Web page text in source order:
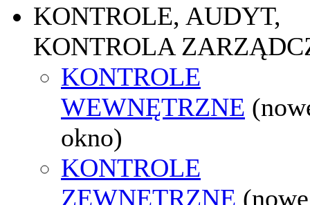
KONTROLE, AUDYT,
KONTROLA
KONTROLE
WEWNĘTRZNE
okno)
KONTROLE
ZEWNĘTRZNE (nowe